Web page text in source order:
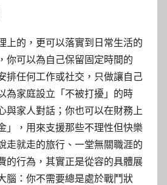
上的，更可以落實到日常生活的
你可以為自己保留固定時間的
排任何工作或社交，只做讓自己
為家庭設立「不被打擾」的時
與家人對話；你也可以在財務上
」，用來支援那些不理性但快樂
走就走的旅行、一堂無關職涯的
的行為，其實正是從容的具體展
腦：你不需要總是處於戰鬥狀